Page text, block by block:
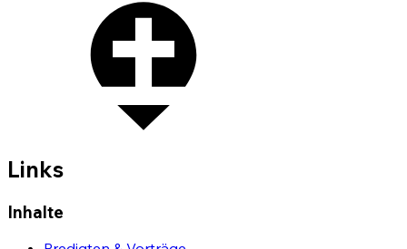
Links
Inhalte